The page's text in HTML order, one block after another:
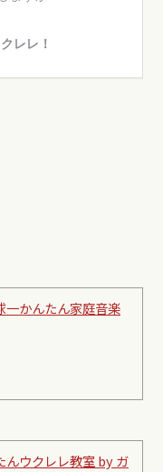
一かんたん家庭音楽
んウクレレ教室 by ガ